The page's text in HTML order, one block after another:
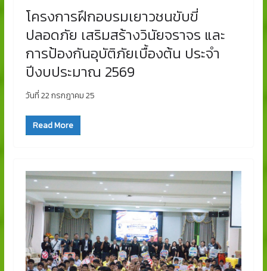
โครงการฝึกอบรมเยาวชนขับขี่
ปลอดภัย เสริมสร้างวินัยจราจร และ
การป้องกันอุบัติภัยเบื้องต้น ประจำ
ปีงบประมาณ 2569
วันที่ 22 กรกฎาคม 25
Read More